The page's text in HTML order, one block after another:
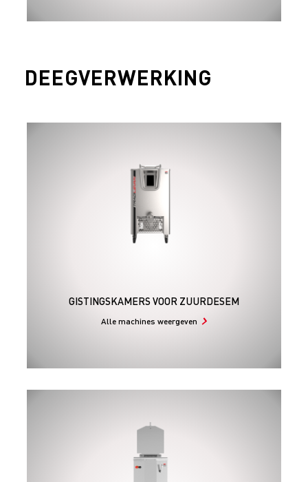
DEEGVERWERKING
GISTINGSKAMERS VOOR ZUURDESEM
Alle machines weergeven